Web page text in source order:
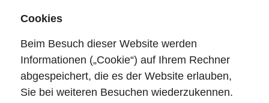
Cookies
Beim Besuch dieser Website werden
Informationen („Cookie“) auf Ihrem Rechner
abgespeichert, die es der Website erlauben,
Sie bei weiteren Besuchen wiederzukennen.